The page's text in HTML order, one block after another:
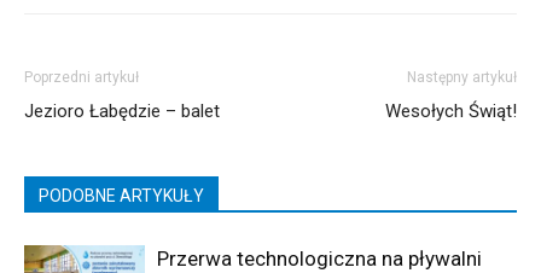
Poprzedni artykuł
Jezioro Łabędzie – balet
Następny artykuł
Wesołych Świąt!
PODOBNE ARTYKUŁY
Przerwa technologiczna na pływalni